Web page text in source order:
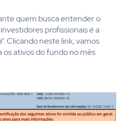
quem busca entender o
profissionais é a
Clicando neste link, vamos
os ativos do fundo no mês